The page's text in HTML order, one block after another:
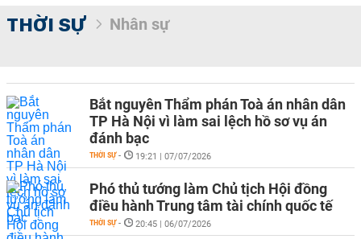
THỜI SỰ Nhân sự
Bắt nguyên Thẩm phán Toà án nhân dân
TP Hà Nội vì làm sai lệch hồ sơ vụ án
đánh bạc
THỜI SỰ - 19:21 | 07/07/2026
Phó thủ tướng làm Chủ tịch Hội đồng
điều hành Trung tâm tài chính quốc tế
THỜI SỰ - 20:45 | 06/07/2026